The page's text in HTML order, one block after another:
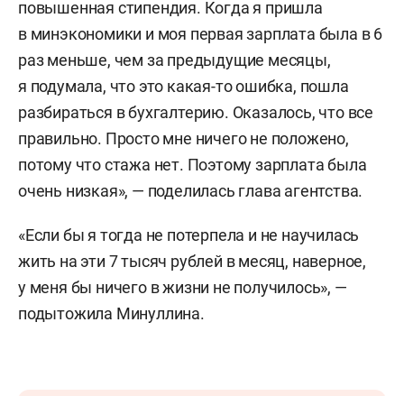
повышенная стипендия. Когда я пришла
в минэкономики и моя первая зарплата была в 6
раз меньше, чем за предыдущие месяцы,
я подумала, что это какая-то ошибка, пошла
разбираться в бухгалтерию. Оказалось, что все
правильно. Просто мне ничего не положено,
потому что стажа нет. Поэтому зарплата была
очень низкая», — поделилась глава агентства.
«Если бы я тогда не потерпела и не научилась
жить на эти 7 тысяч рублей в месяц, наверное,
у меня бы ничего в жизни не получилось», —
подытожила Минуллина.